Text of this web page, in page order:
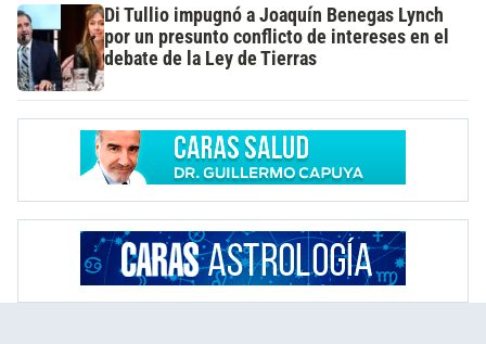
Di Tullio impugnó a Joaquín Benegas Lynch
por un presunto conflicto de intereses en el
debate de la Ley de Tierras